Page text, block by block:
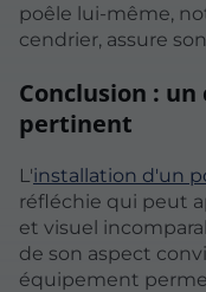
poêle lui-même,
cendrier, assure
Conclusion :
pertinent
L'installation d'un
réfléchie qui peut
et visuel
de son aspect
équipement